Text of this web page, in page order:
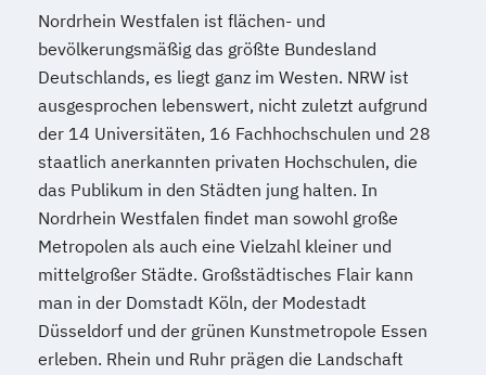
Nordrhein Westfalen ist flächen- und
bevölkerungsmäßig das größte Bundesland
Deutschlands, es liegt ganz im Westen. NRW ist
ausgesprochen lebenswert, nicht zuletzt aufgrund
der 14 Universitäten, 16 Fachhochschulen und 28
staatlich anerkannten privaten Hochschulen, die
das Publikum in den Städten jung halten. In
Nordrhein Westfalen findet man sowohl große
Metropolen als auch eine Vielzahl kleiner und
mittelgroßer Städte. Großstädtisches Flair kann
man in der Domstadt Köln, der Modestadt
Düsseldorf und der grünen Kunstmetropole Essen
erleben. Rhein und Ruhr prägen die Landschaft